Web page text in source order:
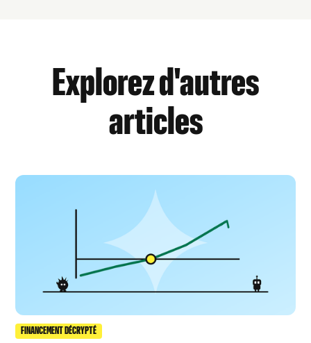
Explorez d'autres
articles
FINANCEMENT DÉCRYPTÉ